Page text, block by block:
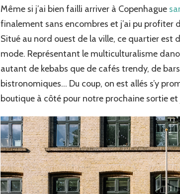
quartier
Nørrebro
Même si j’ai bien failli arriver à Copenhague
finalement sans encombres et j’ai pu profiter
Situé au nord ouest de la ville, ce quartier est
mode. Représentant le multiculturalisme
autant de kebabs que de cafés trendy, de
bistronomiques… Du coup, on est allés s’y
boutique à côté pour notre prochaine sortie et